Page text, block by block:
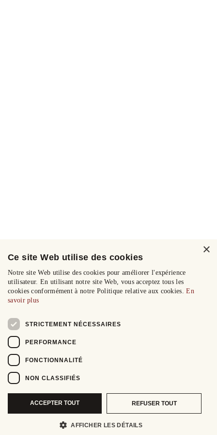
×
Ce site Web utilise des cookies
Notre site Web utilise des cookies pour améliorer l'expérience
utilisateur. En utilisant notre site Web, vous acceptez tous les
cookies conformément à notre Politique relative aux cookies.En
savoir plus
STRICTEMENT NÉCESSAIRES
PERFORMANCE
FONCTIONNALITÉ
NON CLASSIFIÉS
ACCEPTER TOUT REFUSER TOUT
AFFICHER LES DÉTAILS